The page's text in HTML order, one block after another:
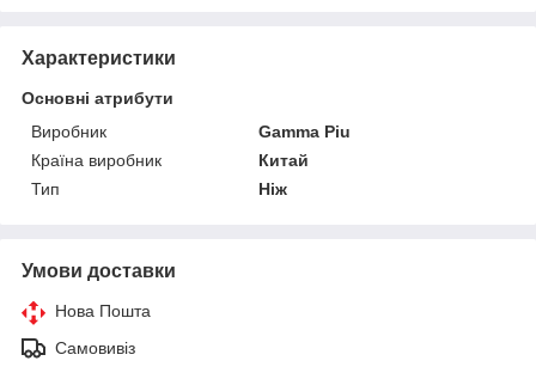
Характеристики
Основні атрибути
Виробник
Gamma Piu
Країна виробник
Китай
Тип
Ніж
Умови доставки
Нова Пошта
Самовивіз